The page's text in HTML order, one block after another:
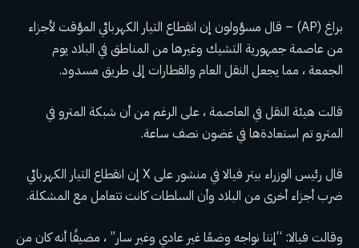
براغ (AP) – قال مسؤولون إن انقطاع التيار الكهربائي المؤقت لأجزاء
من عاصمة جمهورية التشيك وغيرها من المناطق في البلاد يوم
الجمعة ، مما يجعل النقل العام والقطارات إلى طريق مسدود.
قالت هيئة النقل في العاصمة ، على الرغم من أن شبكة المترو في
المترو تم استعادةها في غضون نصف ساعة.
قال رئيس الوزراء بيتر فيالا في منشور على X إن انقطاع التيار الكهربائي
ضرب أجزاء أخرى من البلاد وأن السلطات كانت تتعامل مع المشكلة.
وقالت فيالا: “إننا نواجه وضعًا غير عادي وغير سار” ، مضيفًا أنه كان من